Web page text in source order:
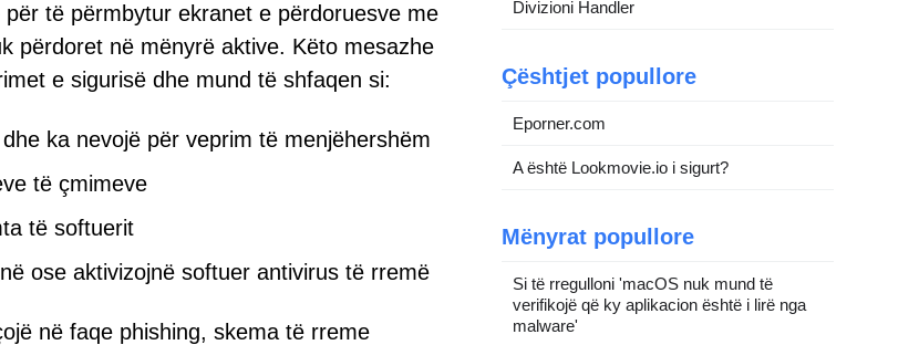
të përmbytur ekranet e përdoruesve me
përdoret në mënyrë aktive. Këto mesazhe
e sigurisë dhe mund të shfaqen si:
ka nevojë për veprim të menjëhershëm
të çmimeve
të softuerit
ose aktivizojnë softuer antivirus të rremë
në faqe phishing, skema të rreme
Divizioni Handler
Çështjet popullore
Eporner.com
A është Lookmovie.io i sigurt?
Mënyrat popullore
Si të rregulloni 'macOS nuk mund të
verifikojë që ky aplikacion është i lirë nga
malware'